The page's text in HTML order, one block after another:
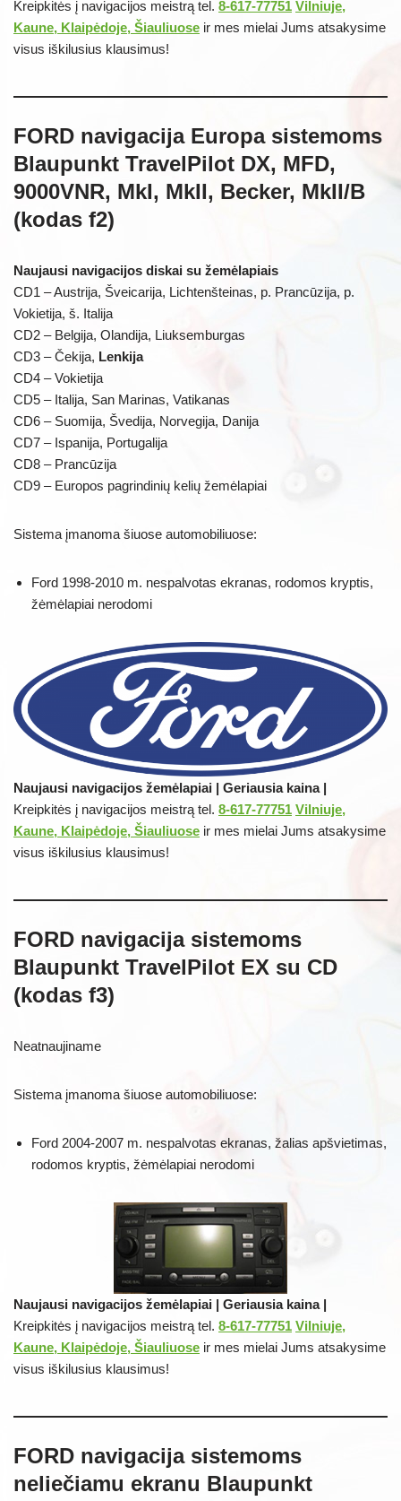
Kreipkitės į navigacijos meistrą tel. 8-617-77751 Vilniuje,
Kaune, Klaipėdoje, Šiauliuose ir mes mielai Jums atsakysime
visus iškilusius klausimus!
FORD navigacija Europa sistemoms
Blaupunkt TravelPilot DX, MFD,
9000VNR, MkI, MkII, Becker, MkII/B
(kodas f2)
Naujausi navigacijos diskai su žemėlapiais
CD1 – Austrija, Šveicarija, Lichtenšteinas, p. Prancūzija, p.
Vokietija, š. Italija
CD2 – Belgija, Olandija, Liuksemburgas
CD3 – Čekija, Lenkija
CD4 – Vokietija
CD5 – Italija, San Marinas, Vatikanas
CD6 – Suomija, Švedija, Norvegija, Danija
CD7 – Ispanija, Portugalija
CD8 – Prancūzija
CD9 – Europos pagrindinių kelių žemėlapiai
Sistema įmanoma šiuose automobiliuose:
Ford 1998-2010 m. nespalvotas ekranas, rodomos kryptis,
žėmėlapiai nerodomi
Naujausi navigacijos žemėlapiai | Geriausia kaina |
Kreipkitės į navigacijos meistrą tel. 8-617-77751 Vilniuje,
Kaune, Klaipėdoje, Šiauliuose ir mes mielai Jums atsakysime
visus iškilusius klausimus!
FORD navigacija sistemoms
Blaupunkt TravelPilot EX su CD
(kodas f3)
Neatnaujiname
Sistema įmanoma šiuose automobiliuose:
Ford 2004-2007 m. nespalvotas ekranas, žalias apšvietimas,
rodomos kryptis, žėmėlapiai nerodomi
Naujausi navigacijos žemėlapiai | Geriausia kaina |
Kreipkitės į navigacijos meistrą tel. 8-617-77751 Vilniuje,
Kaune, Klaipėdoje, Šiauliuose ir mes mielai Jums atsakysime
visus iškilusius klausimus!
FORD navigacija sistemoms
neliečiamu ekranu Blaupunkt